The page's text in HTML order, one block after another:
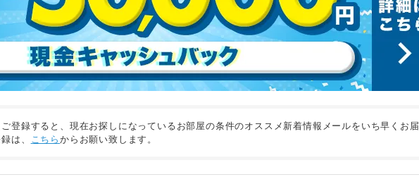
登録すると、現在お探しになっているお部屋の条件のオススメ新着情報メールをいち早くお届
は、 こちらからお願い致します。